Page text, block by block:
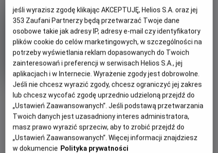
NAPISY
OBSERWUJ
Anatomia upadku
Oryginalny
tytuł
Anatomie d'une chute Gatunek
Thriller / Kryminał
Minimalny
wiek
Od 15 lat
Czas
trwania
150 min
Kraj
i
rok
produkcji
Francja (2023)
OCENA HELIOS
7.8
PREMIERA
23 lutego 2024
WIĘCEJ SZCZEGÓŁÓW
jeśli wyrazisz zgodę klikając AKCEPTUJĘ, Helios S.A. oraz jej
353 Zaufani Partnerzy będą przetwarzać Twoje dane
osobowe takie jak adresy IP, adresy e-mail czy identyfikatory
plików cookie do celów marketingowych, w szczególności na
potrzeby wyświetlania reklam dopasowanych do Twoich
zainteresowań i preferencji w serwisach Helios S.A., jej
aplikacjach i w Internecie. Wyrażenie zgody jest dobrowolne.
Jeśli nie chcesz wyrazić zgody, chcesz ograniczyć jej zakres
lub chcesz wycofać zgodę uprzednio udzieloną przejdź do
„Ustawień Zaawansowanych”. Jeśli podstawą przetwarzania
Twoich danych jest uzasadniony interes administratora,
masz prawo wyrazić sprzeciw, aby to zrobić przejdź do
„Ustawień Zaawansowanych”. Więcej informacji znajdziesz
w dokumencie Polityka prywatności